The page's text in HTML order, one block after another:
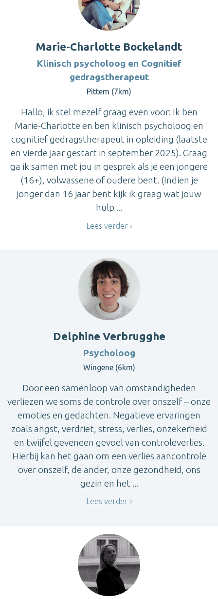
Marie-Charlotte Bockelandt
Klinisch psycholoog en Cognitief
gedragstherapeut
Pittem (7km)
Hallo, ik stel mezelf graag even voor: Ik ben
Marie-Charlotte en ben klinisch psycholoog en
cognitief gedragstherapeut in opleiding (laatste
en vierde jaar gestart in september 2025). Graag
ga ik samen met jou in gesprek als je een jongere
(16+), volwassene of oudere bent. (Indien je
jonger dan 16 jaar bent kijk ik graag wat jouw
hulp ...
Lees verder
Delphine Verbrugghe
Psycholoog
Wingene (6km)
Door een samenloop van omstandigheden
verliezen we soms de controle over onszelf – onze
emoties en gedachten. Negatieve ervaringen
zoals angst, verdriet, stress, verlies, onzekerheid
en twijfel geveneen gevoel van controleverlies.
Hierbij kan het gaan om een verlies aancontrole
over onszelf, de ander, onze gezondheid, ons
gezin en het ...
Lees verder